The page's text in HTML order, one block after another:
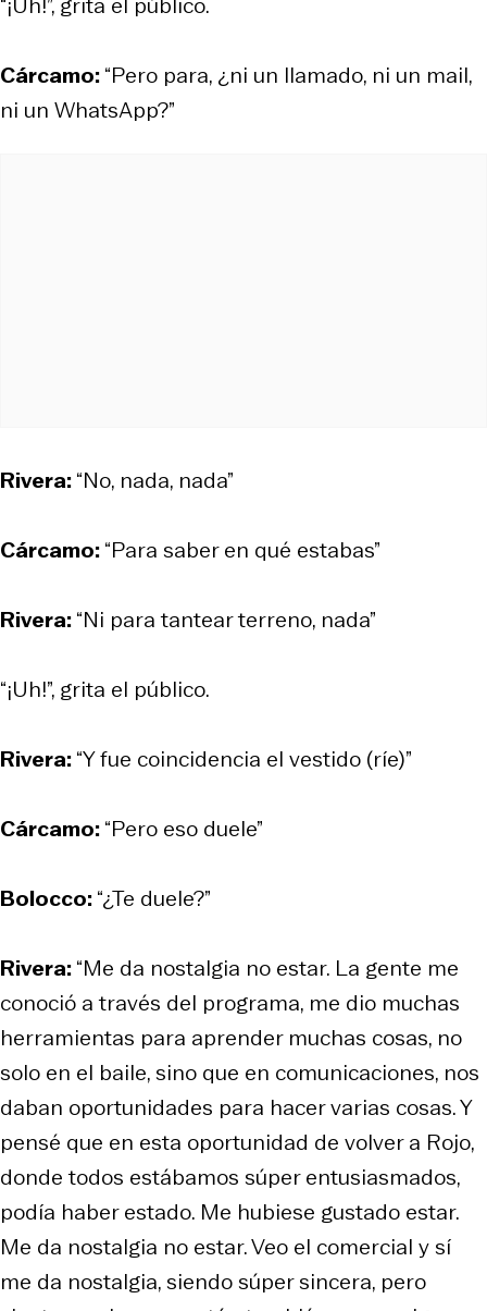
Cárcamo:“Pero para, ¿ni un llamado, ni un mail,
ni un WhatsApp?”
Rivera:“No, nada, nada”
Cárcamo:“Para saber en qué estabas”
Rivera:“Ni para tantear terreno, nada”
“¡Uh!”, grita el público.
Rivera:“Y fue coincidencia el vestido (ríe)”
Cárcamo:“Pero eso duele”
Bolocco:“¿Te duele?”
Rivera:“Me da nostalgia no estar. La gente me
conoció a través del programa, me dio muchas
herramientas para aprender muchas cosas, no
solo en el baile, sino que en comunicaciones, nos
daban oportunidades para hacer varias cosas. Y
pensé que en esta oportunidad de volver a Rojo,
donde todos estábamos súper entusiasmados,
podía haber estado. Me hubiese gustado estar.
Me da nostalgia no estar. Veo el comercial y sí
me da nostalgia, siendo súper sincera, pero